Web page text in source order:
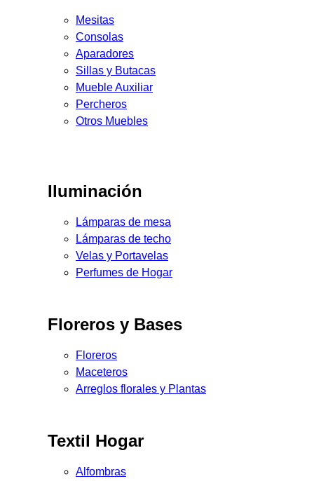
Mesitas
Consolas
Aparadores
Sillas y Butacas
Mueble Auxiliar
Percheros
Otros Muebles
Iluminación
Lámparas de mesa
Lámparas de techo
Velas y Portavelas
Perfumes de Hogar
Floreros y Bases
Floreros
Maceteros
Arreglos florales y Plantas
Textil Hogar
Alfombras